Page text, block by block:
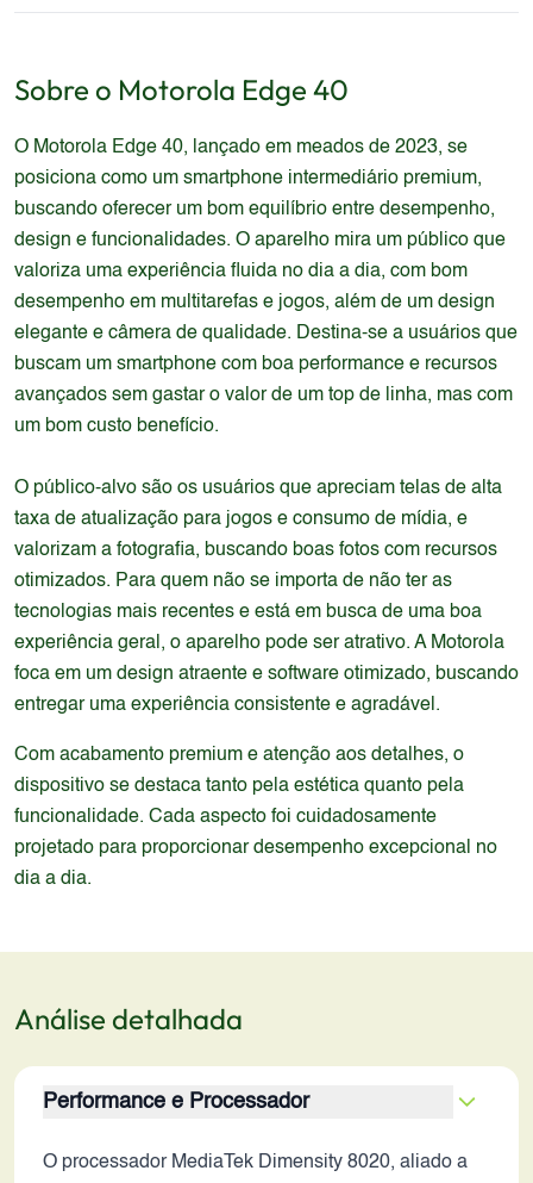
Sobre o Motorola Edge 40
O Motorola Edge 40, lançado em meados de 2023, se
posiciona como um smartphone intermediário premium,
buscando oferecer um bom equilíbrio entre desempenho,
design e funcionalidades. O aparelho mira um público que
valoriza uma experiência fluida no dia a dia, com bom
desempenho em multitarefas e jogos, além de um design
elegante e câmera de qualidade. Destina-se a usuários que
buscam um smartphone com boa performance e recursos
avançados sem gastar o valor de um top de linha, mas com
um bom custo benefício.
O público-alvo são os usuários que apreciam telas de alta
taxa de atualização para jogos e consumo de mídia, e
valorizam a fotografia, buscando boas fotos com recursos
otimizados. Para quem não se importa de não ter as
tecnologias mais recentes e está em busca de uma boa
experiência geral, o aparelho pode ser atrativo. A Motorola
foca em um design atraente e software otimizado, buscando
entregar uma experiência consistente e agradável.
Com acabamento premium e atenção aos detalhes, o
dispositivo se destaca tanto pela estética quanto pela
funcionalidade. Cada aspecto foi cuidadosamente
projetado para proporcionar desempenho excepcional no
dia a dia.
Análise detalhada
Performance e Processador
O processador MediaTek Dimensity 8020, aliado a